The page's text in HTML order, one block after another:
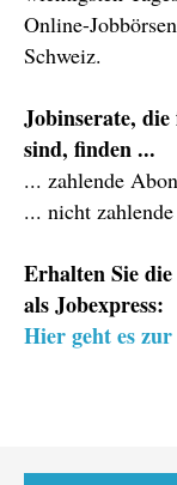
Online-
Schweiz.
Jobinserate,
sind, finden ...
... zahlende
... nicht
Erhalten Sie
als Jobexpress:
Hier geht es